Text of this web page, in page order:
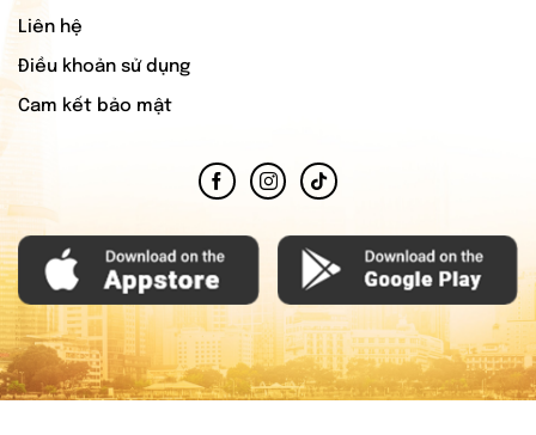
Liên hệ
Điều khoản sử dụng
Cam kết bảo mật